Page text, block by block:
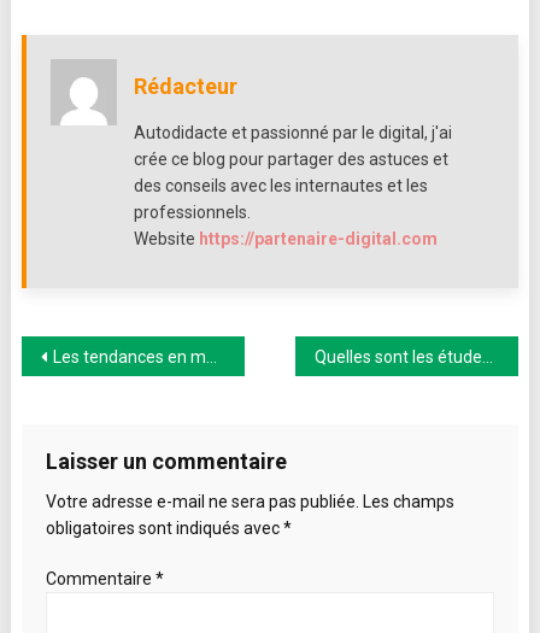
la
de
votre
bébé
Rédacteur
Autodidacte et passionné par le digital, j'ai
crée ce blog pour partager des astuces et
des conseils avec les internautes et les
professionnels.
Website https://partenaire-digital.com
Navigation
l’article
Les tendances en matière de décoration intérieure qui domineront en 2021
Laisser un commentaire
Votre adresse e-mail ne sera pas publiée. Les champs
obligatoires sont indiqués avec*
Commentaire *